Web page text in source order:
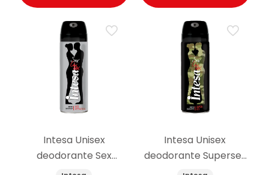
Intesa Unisex
deodorante Sex
Attraction 125ml
Intesa Unisex
deodorante Supersex
Mimetic 24h 125ml